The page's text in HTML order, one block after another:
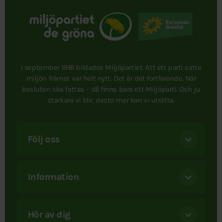
I september 1981 bildades Miljöpartiet. Att ett parti satte
miljön främst var helt nytt. Det är det fortfarande. När
besluten ska fattas – då finns bara ett Miljöparti. Och ju
starkare vi blir, desto mer kan vi uträtta.
Följ oss
Information
Hör av dig